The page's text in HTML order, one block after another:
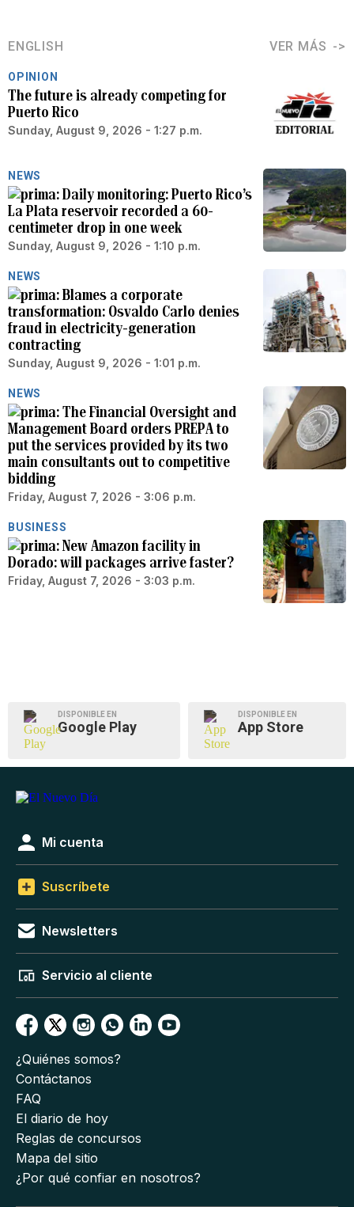
ENGLISH VER MÁS
OPINION
The future is already competing for
Puerto Rico
Sunday, August 9, 2026 - 1:27 p.m.
NEWS
Daily monitoring: Puerto Rico’s
La Plata reservoir recorded a 60-
centimeter drop in one week
Sunday, August 9, 2026 - 1:10 p.m.
NEWS
Blames a corporate
transformation: Osvaldo Carlo denies
fraud in electricity-generation
contracting
Sunday, August 9, 2026 - 1:01 p.m.
NEWS
The Financial Oversight and
Management Board orders PREPA to
put the services provided by its two
main consultants out to competitive
bidding
Friday, August 7, 2026 - 3:06 p.m.
BUSINESS
New Amazon facility in
Dorado: will packages arrive faster?
Friday, August 7, 2026 - 3:03 p.m.
DISPONIBLE EN
Google Play
DISPONIBLE EN
App Store
Mi cuenta
Suscríbete
Newsletters
Servicio al cliente
¿Quiénes somos?
Contáctanos
FAQ
El diario de hoy
Reglas de concursos
Mapa del sitio
¿Por qué confiar en nosotros?